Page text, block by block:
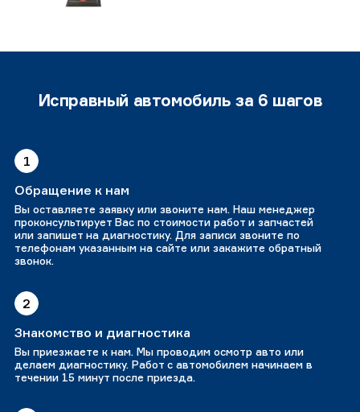
Исправный автомобиль за 6 шагов
1
Обращение к нам
Вы оставляете заявку или звоните нам. Наш менеджер
проконсультирует Вас по стоимости работ и запчастей
или запишет на диагностику. Для записи звоните по
телефонам указанным на сайте или закажите обратный
звонок.
2
Знакомство и диагностика
Вы приезжаете к нам. Мы проводим осмотр авто или
делаем диагностику. Работ с автомобилем начинаем в
течении 15 минут после приезда.